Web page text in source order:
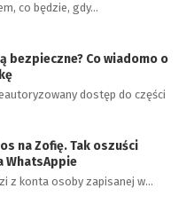
co będzie, gdy…
bezpieczne? Co wiadomo o
dostęp do części
na Zofię. Tak oszuści
WhatsAppie
z konta osoby zapisanej w…